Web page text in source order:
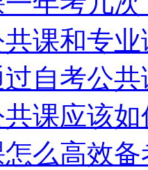
课和专
自考公共
课应该
么高效